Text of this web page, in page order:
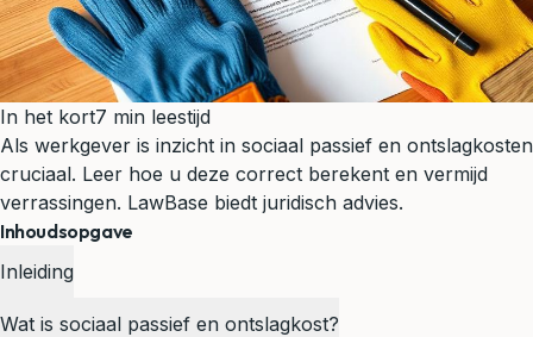
In het kort7 min leestijd
Als werkgever is inzicht in sociaal passief en ontslagkosten
cruciaal. Leer hoe u deze correct berekent en vermijd
verrassingen. LawBase biedt juridisch advies.
Inhoudsopgave
Inleiding
Wat is sociaal passief en ontslagkost?